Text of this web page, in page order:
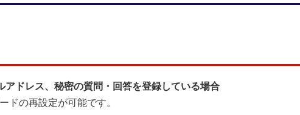
アドレス、秘密の質問・回答を登録している場合
ドの再設定が可能です。